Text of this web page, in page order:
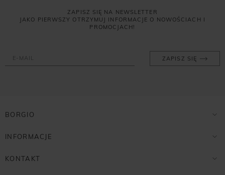
ZAPISZ SIĘ NA NEWSLETTER
JAKO PIERWSZY OTRZYMUJ INFORMACJE O NOWOŚCIACH I
PROMOCJACH!
ZAPISZ SIĘ
BORGIO
INFORMACJE
KONTAKT